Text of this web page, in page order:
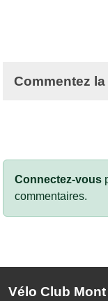
Commentez
Connectez-vous
commentaires.
Vélo Club